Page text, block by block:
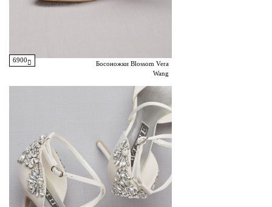
6900
Босоножки Blossom Vera
Wang